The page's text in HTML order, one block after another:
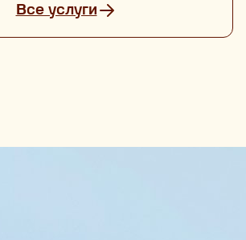
Все услуги